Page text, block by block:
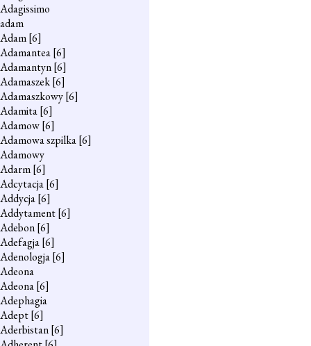
Adagissimo
adam
Adam[6]
Adamantea[6]
Adamantyn[6]
Adamaszek[6]
Adamaszkowy[6]
Adamita[6]
Adamow[6]
Adamowa szpilka[6]
Adamowy
Adarm[6]
Adcytacja[6]
Addycja[6]
Addytament[6]
Adebon[6]
Adefagja[6]
Adenologja[6]
Adeona
Adeona[6]
Adephagia
Adept[6]
Aderbistan[6]